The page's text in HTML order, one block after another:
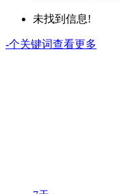
未找到信息!
-个关键词查看更多